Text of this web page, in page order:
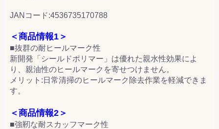
JANコード:4536735170788
＜商品情報1＞
■抜群の耐ヒールマーク性
新開発「シールドポリマー」は優れた親水性効果によ
り、親油性のヒールマークを寄せつけません。
メリット:日常清掃のヒールマーク除去作業を軽減できま
す。
＜商品情報2＞
■強靭な耐スカッフマーク性